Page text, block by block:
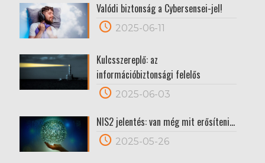
Valódi biztonság a Cybersensei-jel!
2025-06-11
Kulcsszereplő: az
információbiztonsági felelős
2025-06-03
NIS2 jelentés: van még mit erősíteni…
2025-05-26